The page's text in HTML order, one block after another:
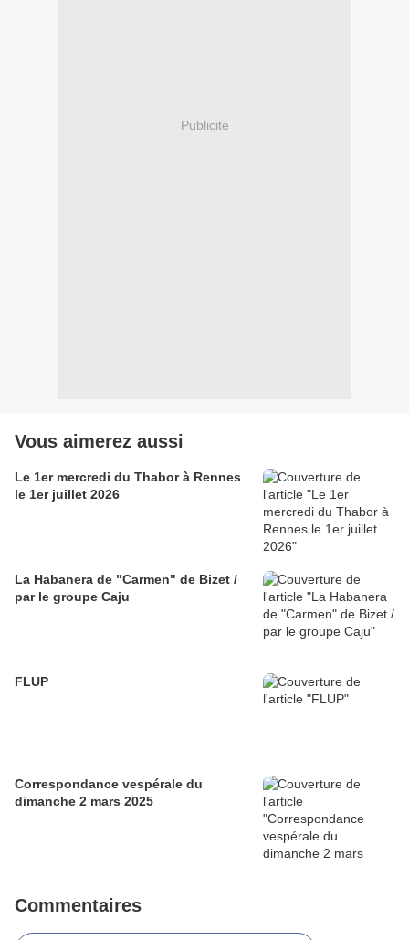
Publicité
Vous aimerez aussi
Le 1er mercredi du Thabor à Rennes
le 1er juillet 2026
La Habanera de "Carmen" de Bizet /
par le groupe Caju
FLUP
Correspondance vespérale du
dimanche 2 mars 2025
Commentaires